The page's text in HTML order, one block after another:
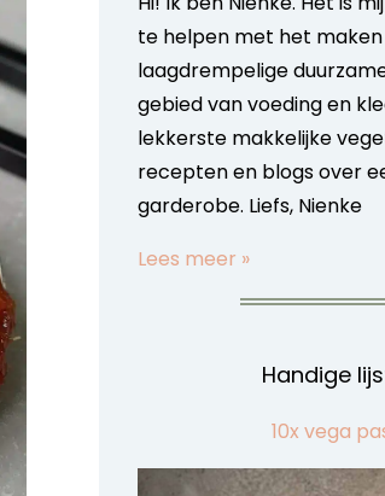
te helpen met het
laagdrempelige
gebied van voeding en
lekkerste makkelijke
recepten en blogs over
garderobe. Liefs, Nienke
Lees meer »
Handige
10x vega